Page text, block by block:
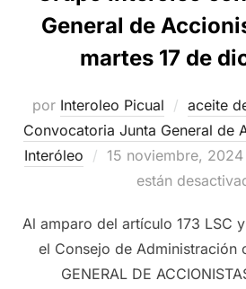
General de
martes 17 de
por Interoleo Picual aceite
Convocatoria Junta General de
Interóleo
Publicado
15 noviembre, 2024
están
Al amparo del artículo 173 LSC
el Consejo de Administración
GENERAL DE